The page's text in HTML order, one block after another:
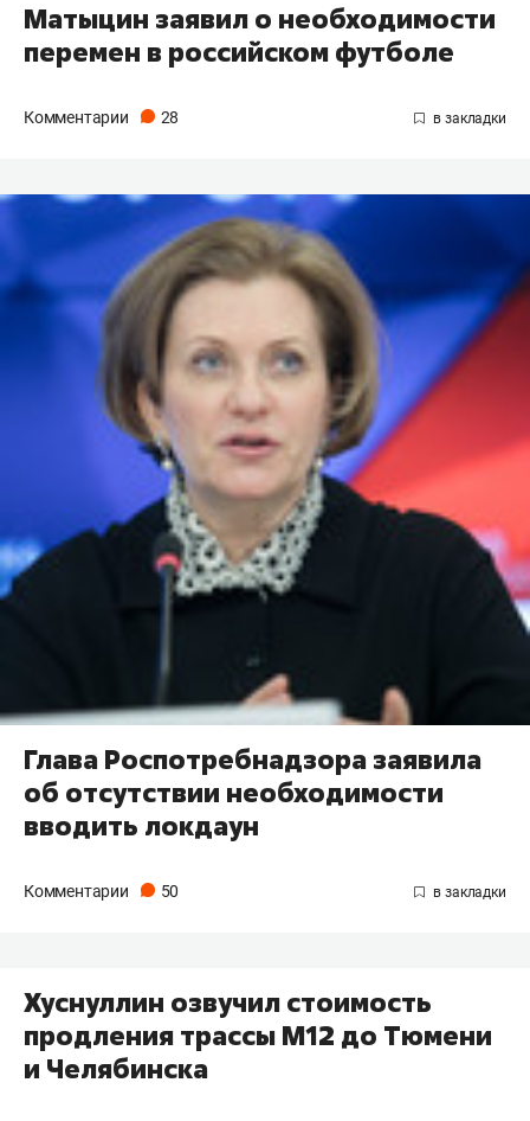
Матыцин заявил о необходимости
перемен в российском футболе
Комментарии 28
​Глава Роспотребнадзора заявила
об отсутствии необходимости
вводить локдаун
Комментарии 50
Хуснуллин озвучил стоимость
продления трассы М12 до Тюмени
и Челябинска